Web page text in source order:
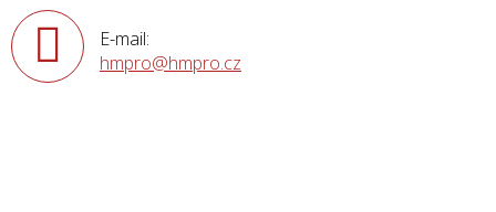
E-mail:
hmpro@hmpro.cz